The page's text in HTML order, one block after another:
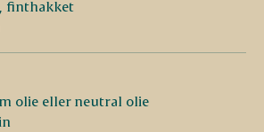
finthakket
olie eller neutral olie